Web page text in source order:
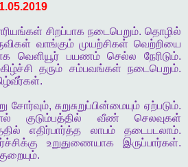
சிறப்பாக நடைபெறும். தொழில்
வாங்கும் முயற்சிகள் வெற்றியை
வெளியூர் பயணம் செல்ல நேரிடும்.
தரும் சம்பவங்கள் நடைபெறும்.
.
சோர்வும்,சுறுசுறுப்பின்மையும் ஏற்படும்.
குடும்பத்தில் வீண்
செலவுகள்
எதிர்பார்த்த லாபம் தடைபடலாம்.
உறுதுணையாக இருப்பார்கள்.
.